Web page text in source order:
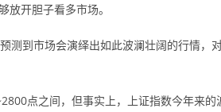
开胆子看多市场。
测到市场会演绎出如此波澜壮阔的行情，
点之间，但事实上，上证指数今年来的